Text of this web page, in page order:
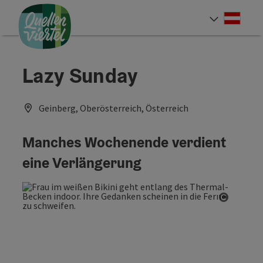
Zum Inhalt
Zur Navigation
Zum Seitenanfang
Lazy Sunday
Geinberg, Oberösterreich, Österreich
Manches Wochenende verdient
eine Verlängerung